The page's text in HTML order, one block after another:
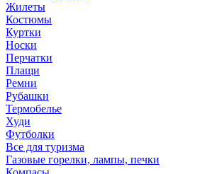
Жилеты
Костюмы
Куртки
Носки
Перчатки
Плащи
Ремни
Рубашки
Термобелье
Худи
Футболки
Все для туризма
Газовые горелки, лампы, печки